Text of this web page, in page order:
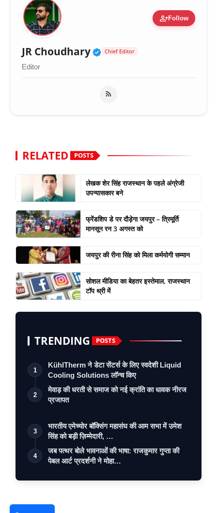
person_addFollow
JR Choudhary Verified Public Figure
Chief Editor
Editor
RELATED POSTS
लेखक शेर सिंह राजस्थान के पहले अंग्रेजी
उपन्यासकार बने
फ्रेंडशिप डे पर दौड़ेगा जयपुर – त्रिमूर्ति
मानसून रन 3 अगस्त को
जयपुर की रीना सिंह को मिला कर्मयोगी सम्मान
सोशल मीडिया का बेहतर इस्तेमाल, राजस्थान
टॉप थ्री में
TRENDING POSTS
1
KühlTherm ने डेटा सेंटर्स के लिए स्वदेशी Liquid
Cooling Solutions लॉन्च किए
2
मेवाड़ की धरती से समाज को नई क्रांति का धावक नीरज
प्रजापत
3
भारतीय एमेच्योर बॉक्सिंग महासंघ की आम सभा में उमेश
सिंह को बड़ी ज़िम्मेदारी, …
4
जब पत्थर बोले भावनाओं की भाषा: राजकुमार गुप्ता की
पेबल आर्ट प्रदर्शनी ने मोहा…